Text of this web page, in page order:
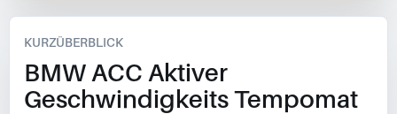
KURZÜBERBLICK
BMW ACC Aktiver
Geschwindigkeits Tempomat